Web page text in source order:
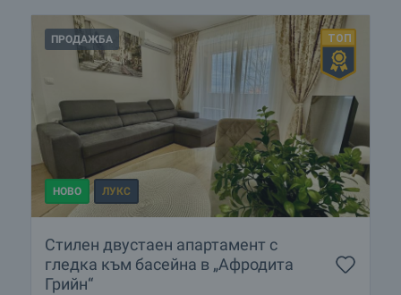
ПРОДАЖБА
НОВО ЛУКС
Стилен двустаен апартамент с
гледка към басейна в „Афродита
Грийн“